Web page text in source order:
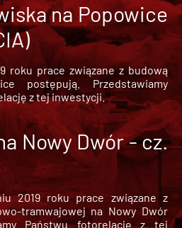
na Popowice
roku prace związane z budową
postępują. Przedstawiamy
z tej inwestycji.
Nowy Dwór - cz.
2019 roku prace związane z
tramwajowej na Nowy Dwór
Państwu fotorelację z tej